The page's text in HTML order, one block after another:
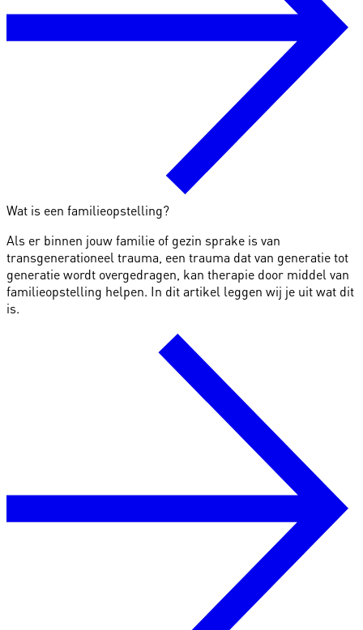
Wat is een familieopstelling?
Als er binnen jouw familie of gezin sprake is van
transgenerationeel trauma, een trauma dat van generatie tot
generatie wordt overgedragen, kan therapie door middel van
familieopstelling helpen. In dit artikel leggen wij je uit wat dit
is.